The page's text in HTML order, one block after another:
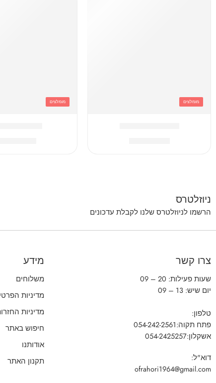
מומלצים מומלצים
ניוזלטרס
הרשמו לניוזלטרס שלנו לקבלת עדכונים
צרו קשר
שעות פעילות: 20 – 09
יום שיש: 13 – 09
טלפון:
פתח תקוה:054-242-2561
אשקלון:054-2425257
דוא"ל:
ofrahori1964@gmail.com
מידע
משלוחים
מדיניות
מדיניות
חיפוש באתר
אודותנו
תקנון האתר